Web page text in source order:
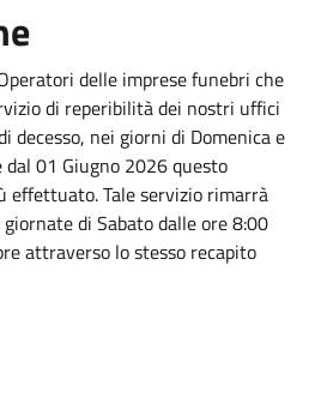
delle imprese funebri che
di reperibilità dei nostri uffici
decesso, nei giorni di Domenica e
01 Giugno 2026 questo
effettuato. Tale servizio rimarrà
di Sabato dalle ore 8:00
attraverso lo stesso recapito